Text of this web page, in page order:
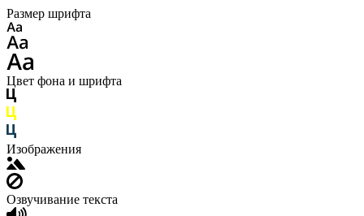
Размер шрифта
Цвет фона и шрифта
Изображения
Озвучивание текста